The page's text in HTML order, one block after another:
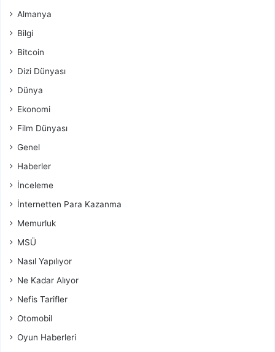
Almanya
Bilgi
Bitcoin
Dizi Dünyası
Dünya
Ekonomi
Film Dünyası
Genel
Haberler
İnceleme
İnternetten Para Kazanma
Memurluk
MSÜ
Nasıl Yapılıyor
Ne Kadar Alıyor
Nefis Tarifler
Otomobil
Oyun Haberleri